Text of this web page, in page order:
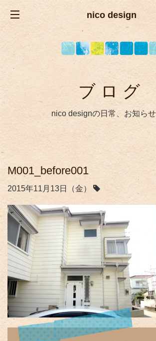
nico design
ブログ
nico designの日常、お知ら
M001_before001
2015年11月13日（金）